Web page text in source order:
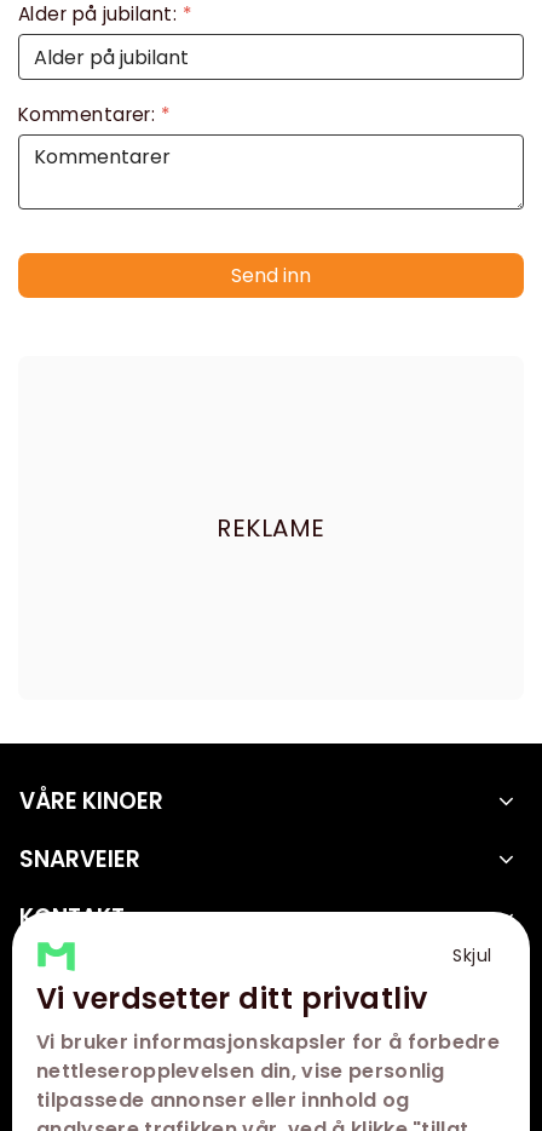
Skjul
Vi verdsetter ditt privatliv
Vi bruker informasjonskapsler for å forbedre
nettleseropplevelsen din, vise personlig
tilpassede annonser eller innhold og
Alder på jubilant: *
Kommentarer: *
Send inn
REKLAME
VÅRE KINOER
SNARVEIER
KONTAKT
FØLG OSS